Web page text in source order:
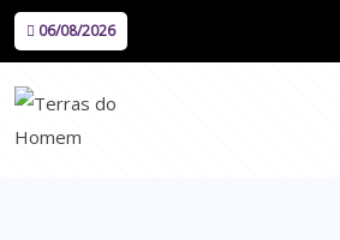
06/08/2026